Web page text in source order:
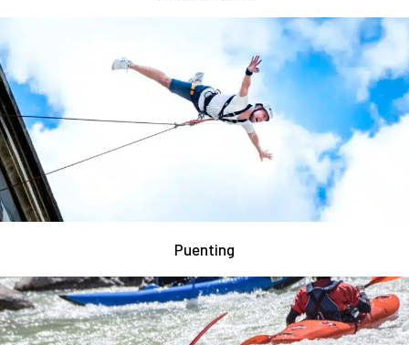
Puenting